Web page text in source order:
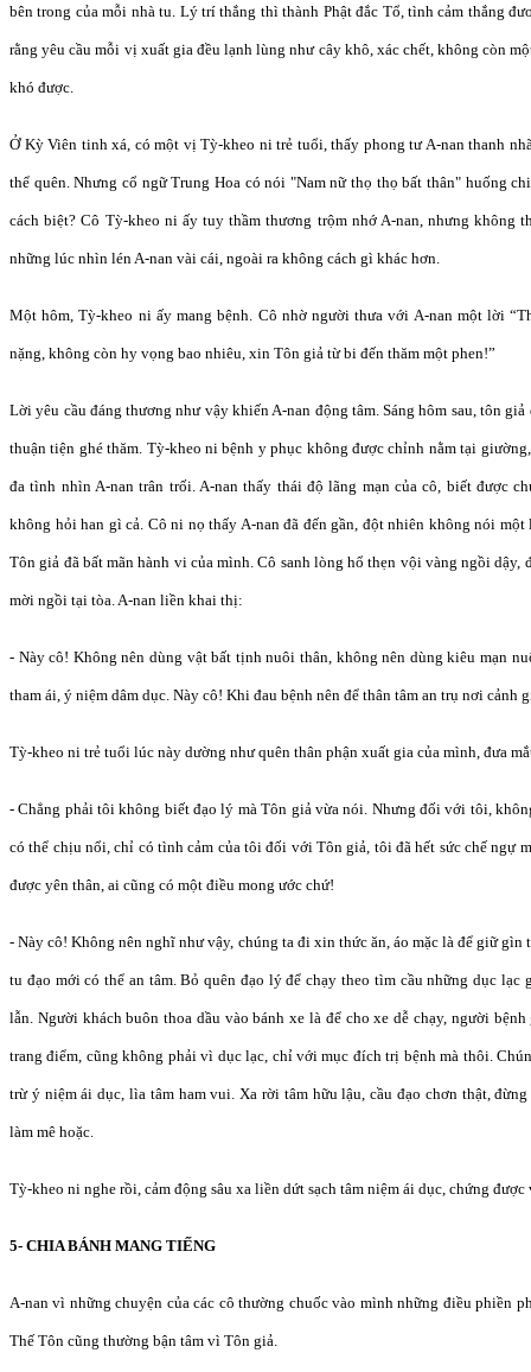
bên trong của mỗi nhà tu. Lý trí thắng thì thành Phật đắc Tổ, tình cảm thắng
rằng yêu cầu mỗi vị xuất gia đều lạnh lùng như cây khô, xác chết, không còn
khó được.
Ở Kỳ Viên tinh xá, có một vị Tỳ-kheo ni trẻ tuổi, thấy phong tư A-nan thanh
thể quên. Nhưng cổ ngữ Trung Hoa có nói "Nam nữ thọ thọ bất thân" huống
cách biệt? Cô Tỳ-kheo ni ấy tuy thầm thương trộm nhớ A-nan, nhưng không
những lúc nhìn lén A-nan vài cái, ngoài ra không cách gì khác hơn.
Một hôm, Tỳ-kheo ni ấy mang bệnh. Cô nhờ người thưa với A-nan một lời
nặng, không còn hy vọng bao nhiêu, xin Tôn giả từ bi đến thăm một phen!”
Lời yêu cầu đáng thương như vậy khiến A-nan động tâm. Sáng hôm sau, tôn
thuận tiện ghé thăm. Tỳ-kheo ni bệnh y phục không được chỉnh nằm tại
đa tình nhìn A-nan trân trối. A-nan thấy thái độ lãng mạn của cô, biết được
không hỏi han gì cả. Cô ni nọ thấy A-nan đã đến gần, đột nhiên không nói
Tôn giả đã bất mãn hành vi của mình. Cô sanh lòng hổ thẹn vội vàng ngồi dậy,
mời ngồi tại tòa. A-nan liền khai thị:
- Này cô! Không nên dùng vật bất tịnh nuôi thân, không nên dùng kiêu mạn
tham ái, ý niệm dâm dục. Này cô! Khi đau bệnh nên để thân tâm an trụ nơi cảnh
Tỳ-kheo ni trẻ tuổi lúc này dường như quên thân phận xuất gia của mình, đưa
- Chẳng phải tôi không biết đạo lý mà Tôn giả vừa nói. Nhưng đối với tôi,
có thể chịu nổi, chỉ có tình cảm của tôi đối với Tôn giả, tôi đã hết sức chế ngự
được yên thân, ai cũng có một điều mong ước chứ!
- Này cô! Không nên nghĩ như vậy, chúng ta đi xin thức ăn, áo mặc là để giữ gìn
tu đạo mới có thể an tâm. Bỏ quên đạo lý để chạy theo tìm cầu những dục
lẫn. Người khách buôn thoa dầu vào bánh xe là để cho xe dễ chạy, người
trang điểm, cũng không phải vì dục lạc, chỉ với mục đích trị bệnh mà thôi.
trừ ý niệm ái dục, lìa tâm ham vui. Xa rời tâm hữu lậu, cầu đạo chơn thật,
làm mê hoặc.
Tỳ-kheo ni nghe rồi, cảm động sâu xa liền dứt sạch tâm niệm ái dục, chứng được
5- CHIA BÁNH MANG TIẾNG
A-nan vì những chuyện của các cô thường chuốc vào mình những điều phiền
Thế Tôn cũng thường bận tâm vì Tôn giả.